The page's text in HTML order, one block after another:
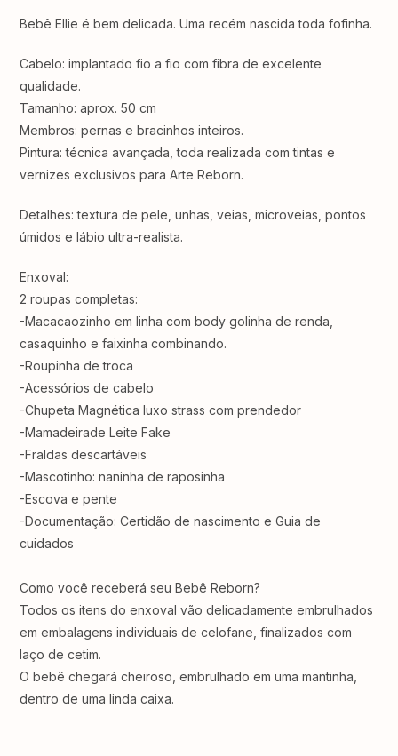
Bebê Ellie é bem delicada. Uma recém nascida toda fofinha.
Cabelo: implantado fio a fio com fibra de excelente
qualidade.
Tamanho: aprox. 50 cm
Membros: pernas e bracinhos inteiros.
Pintura: técnica avançada, toda realizada com tintas e
vernizes exclusivos para Arte Reborn.
Detalhes: textura de pele, unhas, veias, microveias, pontos
úmidos e lábio ultra-realista.
Enxoval:
2 roupas completas:
-Macacaozinho em linha com body golinha de renda,
casaquinho e faixinha combinando.
-Roupinha de troca
-Acessórios de cabelo
-Chupeta Magnética luxo strass com prendedor
-Mamadeirade Leite Fake⁣⁣
-Fraldas descartáveis ⁣⁣⁣⁣
-Mascotinho: naninha de raposinha
-Escova e pente ⁣⁣⁣⁣
-Documentação: Certidão de nascimento e Guia de
cuidados ⁣⁣⁣⁣
Como você receberá seu Bebê Reborn?
Todos os itens do enxoval vão delicadamente embrulhados
em embalagens individuais de celofane, finalizados com
laço de cetim.⁣⁣⁣⁣
O bebê chegará cheiroso, embrulhado em uma mantinha,
dentro de uma linda caixa.